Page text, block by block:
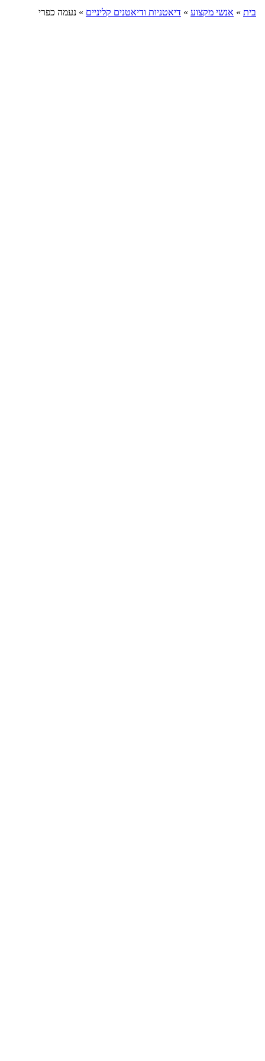
בית » אנשי מקצוע » דיאטניות ודיאטנים קליניים » נעמה כפרי